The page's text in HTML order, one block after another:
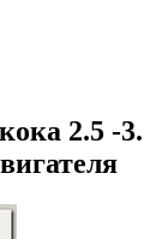
2.5 -